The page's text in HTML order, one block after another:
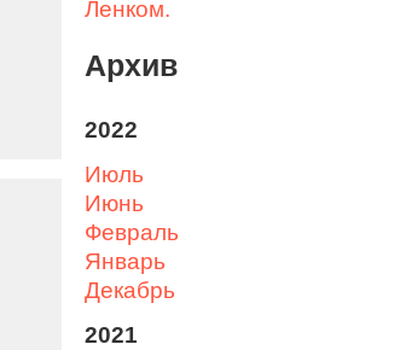
Ленком.
Архив
2022
июль
июнь
февраль
январь
декабрь
2021